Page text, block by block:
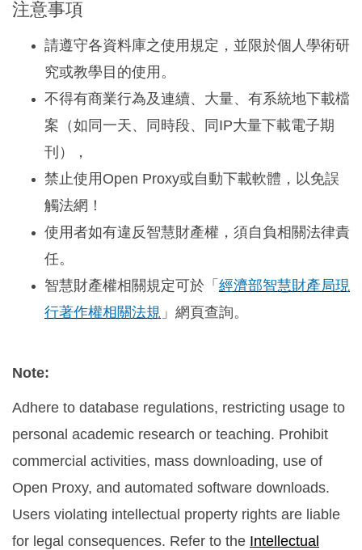
注意事項
請遵守各資料庫之使用規定，並限於個人學術研
究或教學目的使用。
不得有商業行為及連續、大量、有系統地下載檔
案（如同一天、同時段、同IP大量下載電子期
刊），
禁止使用Open Proxy或自動下載軟體，以免誤
觸法網！
使用者如有違反智慧財產權，須自負相關法律責
任。
智慧財產權相關規定可於「 經濟部智慧財產局現
行著作權相關法規 」網頁查詢。
Note:
Adhere to database regulations, restricting usage to
personal academic research or teaching. Prohibit
commercial activities, mass downloading, use of
Open Proxy, and automated software downloads.
Users violating intellectual property rights are liable
for legal consequences. Refer to the Intellectual